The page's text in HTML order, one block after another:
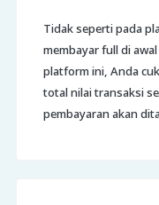
Tidak seperti pada
membayar full di
platform ini, Anda
total nilai transaksi
pembayaran akan